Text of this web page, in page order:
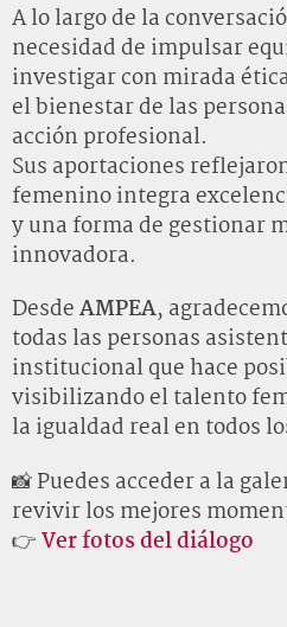
A lo largo de la
necesidad de impulsar
investigar con mirada
el bienestar de las
acción profesional.
Sus aportaciones
femenino integra
y una forma de gestionar
innovadora.
DesdeAMPEA,
todas las personas
institucional que hace
visibilizando el talento
la igualdad real en todos
📸 Puedes acceder a la
revivir los mejores
👉Ver fotos del diálogo